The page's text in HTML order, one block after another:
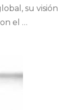
su visión
el …